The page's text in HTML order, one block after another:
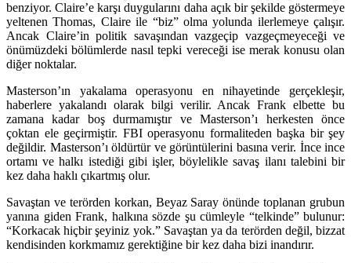
benziyor. Claire’e karşı duygularını daha açık bir şekilde göstermeye
yeltenen Thomas, Claire ile “biz” olma yolunda ilerlemeye çalışır.
Ancak Claire’in politik savaşından vazgeçip vazgeçmeyeceği ve
önümüzdeki bölümlerde nasıl tepki vereceği ise merak konusu olan
diğer noktalar.
Masterson’ın yakalama operasyonu en nihayetinde gerçekleşir,
haberlere yakalandı olarak bilgi verilir. Ancak Frank elbette bu
zamana kadar boş durmamıştır ve Masterson’ı herkesten önce
çoktan ele geçirmiştir. FBI operasyonu formaliteden başka bir şey
değildir. Masterson’ı öldürtür ve görüntülerini basına verir. İnce ince
ortamı ve halkı istediği gibi işler, böylelikle savaş ilanı talebini bir
kez daha haklı çıkartmış olur.
Savaştan ve terörden korkan, Beyaz Saray önünde toplanan grubun
yanına giden Frank, halkına sözde şu cümleyle “telkinde” bulunur:
“Korkacak hiçbir şeyiniz yok.” Savaştan ya da terörden değil, bizzat
kendisinden korkmamız gerektiğine bir kez daha bizi inandırır.